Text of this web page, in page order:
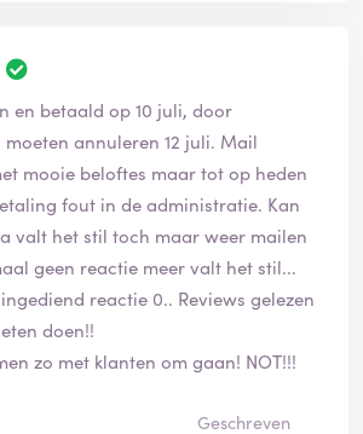
en betaald op 10 juli, door
annuleren 12 juli. Mail
mooie beloftes maar tot op heden
fout in de administratie. Kan
valt het stil toch maar weer mailen
geen reactie meer valt het stil...
reactie 0.. Reviews gelezen
doen!!
zo met klanten om gaan! NOT!!!
Geschreven